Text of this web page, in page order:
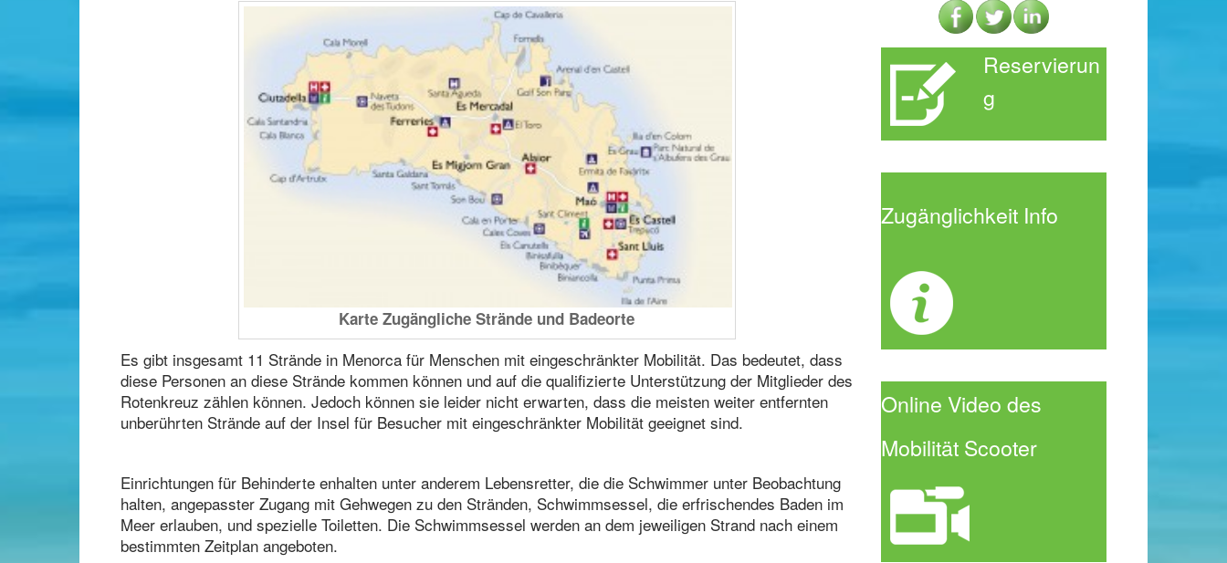
Karte Zugängliche Strände und Badeorte
Es gibt insgesamt 11 Strände in Menorca für Menschen mit eingeschränkter Mobilität. Das bedeutet, dass
diese Personen an diese Strände kommen können und auf die qualifizierte Unterstützung der Mitglieder des
Rotenkreuz zählen können. Jedoch können sie leider nicht erwarten, dass die meisten weiter entfernten
unberührten Strände auf der Insel für Besucher mit eingeschränkter Mobilität geeignet sind.
Einrichtungen für Behinderte enhalten unter anderem Lebensretter, die die Schwimmer unter Beobachtung
halten, angepasster Zugang mit Gehwegen zu den Stränden, Schwimmsessel, die erfrischendes Baden im
Meer erlauben, und spezielle Toiletten. Die Schwimmsessel werden an dem jeweiligen Strand nach einem
bestimmten Zeitplan angeboten.
Reservierun
g
Zugänglichkeit Info
Online Video des
Mobilität Scooter